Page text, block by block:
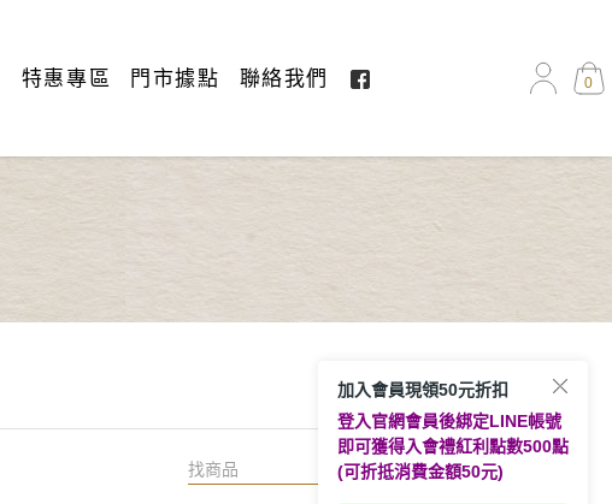
特惠專區 門市據點 聯絡我們 0
搜尋
加入會員現領50元折扣
登入官網會員後綁定LINE帳號
即可獲得入會禮紅利點數500點
(可折抵消費金額50元)